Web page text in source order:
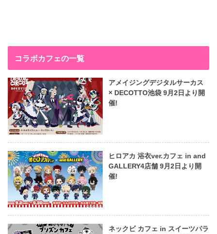
コラボカフェの一覧
アメイジングデジタルサーカス
× DECOTTO池袋 9月2日より開
催!
ヒロアカ 浴衣ver.カフェ in and
GALLERY4店舗 9月2日より開
催!
ネックビ カフェ in スイーツパラ